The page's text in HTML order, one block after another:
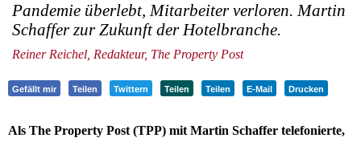
Pandemie überlebt, Mitarbeiter verloren. Martin
Schaffer zur Zukunft der Hotelbranche.
Reiner Reichel, Redakteur, The Property Post
Gefällt mir Teilen Twittern Teilen Teilen E-Mail Drucken
Als The Property Post (TPP) mit Martin Schaffer telefonierte,